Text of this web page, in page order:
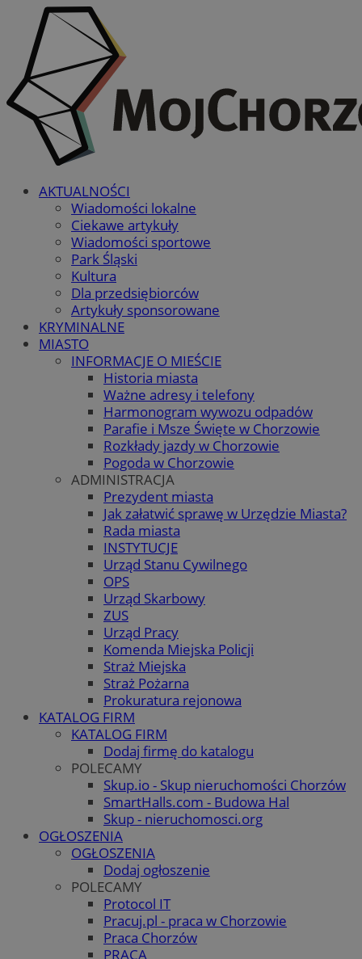
AKTUALNOŚCI
Wiadomości lokalne
Ciekawe artykuły
Wiadomości sportowe
Park Śląski
Kultura
Dla przedsiębiorców
Artykuły sponsorowane
KRYMINALNE
MIASTO
INFORMACJE O MIEŚCIE
Historia miasta
Ważne adresy i telefony
Harmonogram wywozu odpadów
Parafie i Msze Święte w Chorzowie
Rozkłady jazdy w Chorzowie
Pogoda w Chorzowie
ADMINISTRACJA
Prezydent miasta
Jak załatwić sprawę w Urzędzie Miasta?
Rada miasta
INSTYTUCJE
Urząd Stanu Cywilnego
OPS
Urząd Skarbowy
ZUS
Urząd Pracy
Komenda Miejska Policji
Straż Miejska
Straż Pożarna
Prokuratura rejonowa
KATALOG FIRM
KATALOG FIRM
Dodaj firmę do katalogu
POLECAMY
Skup.io - Skup nieruchomości Chorzów
SmartHalls.com - Budowa Hal
Skup - nieruchomosci.org
OGŁOSZENIA
OGŁOSZENIA
Dodaj ogłoszenie
POLECAMY
Protocol IT
Pracuj.pl - praca w Chorzowie
Praca Chorzów
PRACA